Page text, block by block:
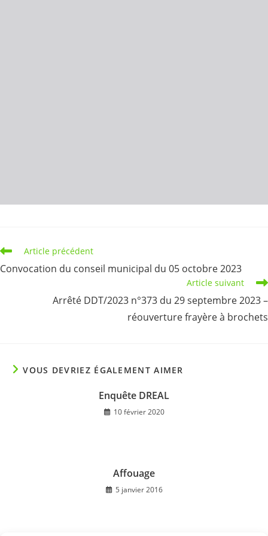
Read
articles
Article précédent
Convocation du conseil municipal du 05 octobre 2023
Article suivant
Arrêté DDT/2023 n°373 du 29 septembre 2023 –
réouverture frayère à brochets
VOUS DEVRIEZ ÉGALEMENT AIMER
Enquête DREAL
10 février 2020
Affouage
5 janvier 2016